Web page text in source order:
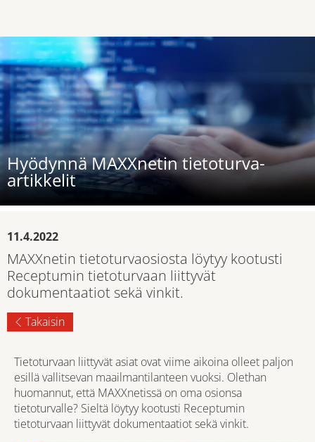
Hyödynnä MAXXnetin tietoturva-
artikkelit
11.4.2022
MAXXnetin tietoturvaosiosta löytyy kootusti
Receptumin tietoturvaan liittyvät
dokumentaatiot sekä vinkit.
Takaisin
Tietoturvaan liittyvät asiat ovat viime aikoina olleet paljon
esillä vallitsevan maailmantilanteen vuoksi. Olethan
huomannut, että MAXXnetissä on oma osionsa
tietoturvalle? Sieltä löytyy kootusti Receptumin
tietoturvaan liittyvät dokumentaatiot sekä vinkit.